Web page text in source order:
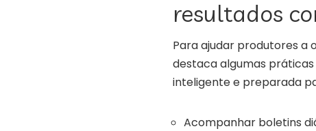
resultados
Para ajudar produtores a
destaca algumas
inteligente e preparada
Acompanhar boletins